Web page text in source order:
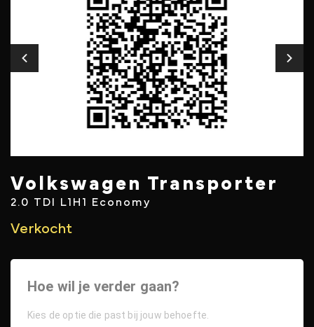
Volkswagen Transporter
2.0 TDI L1H1 Economy
Verkocht